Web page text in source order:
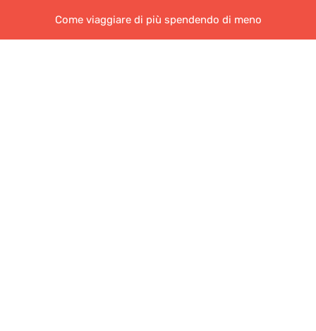
Come viaggiare di più spendendo di meno